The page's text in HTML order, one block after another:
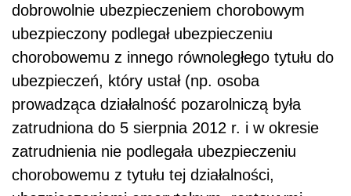
dobrowolnie ubezpieczeniem chorobowym
ubezpieczony podlegał ubezpieczeniu
chorobowemu z innego równoległego tytułu do
ubezpieczeń, który ustał (np. osoba
prowadząca działalność pozarolniczą była
zatrudniona do 5 sierpnia 2012 r. i w okresie
zatrudnienia nie podlegała ubezpieczeniu
chorobowemu z tytułu tej działalności,